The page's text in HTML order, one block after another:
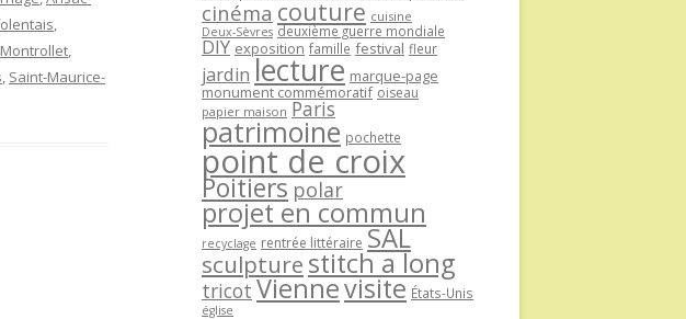
,
Montrollet,
, Saint-Maurice-
cinéma couture cuisine
Deux-Sèvres deuxième guerre mondiale
DIY exposition famille festival fleur
jardin lecture marque-page
monument commémoratif oiseau
papier maison Paris
patrimoine pochette
point de croix
Poitiers polar
projet en commun
recyclage rentrée littéraire SAL
sculpture stitch a long
tricot Viennevisite États-Unis
église